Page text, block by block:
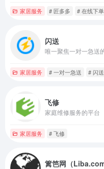
家居服务 # 匠多多 # 在线下单
闪送
家居服务 # 一对一急送 # 闪送
飞修
家庭维修服务的平台
家居服务 # 飞修
篱笆网（Liba.com